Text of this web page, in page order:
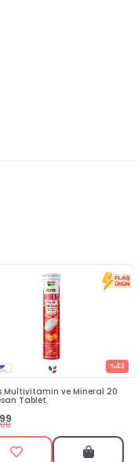
Silenzio Sprey 30 ml
₺144,90
₺449,00